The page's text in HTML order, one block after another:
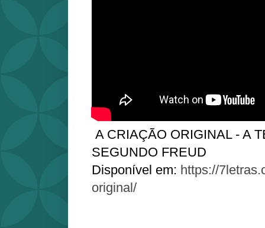
A CRIAÇÃO ORIGINAL - A
SEGUNDO FREUD
Disponível em: https://
original/